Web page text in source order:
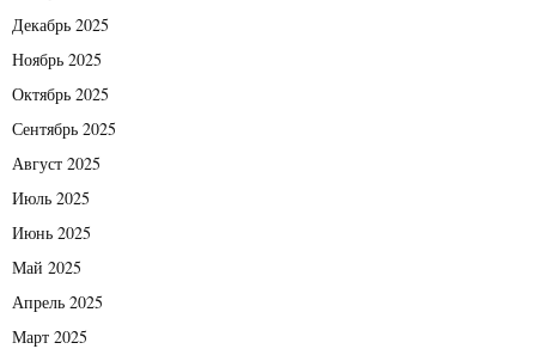
Декабрь 2025
Ноябрь 2025
Октябрь 2025
Сентябрь 2025
Август 2025
Июль 2025
Июнь 2025
Май 2025
Апрель 2025
Март 2025